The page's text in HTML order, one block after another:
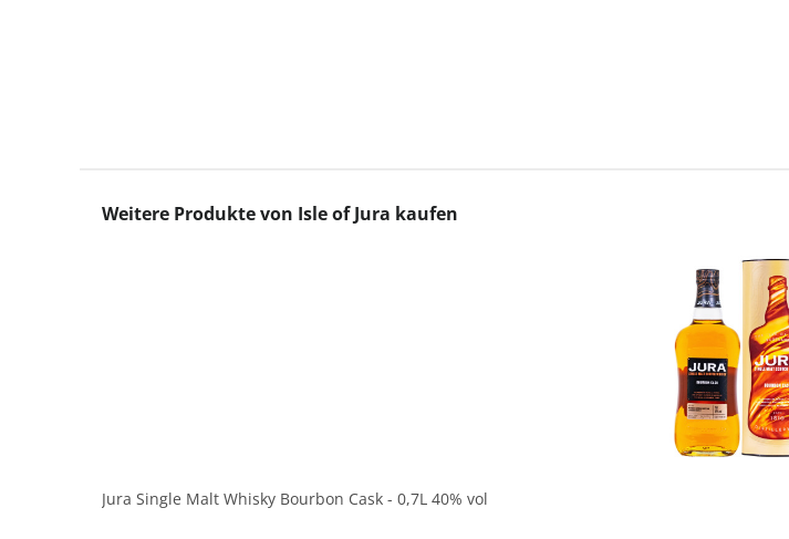
Produktgalerie überspringen
Weitere Produkte von Isle of Jura kaufen
Jura Single Malt Whisky Bourbon Cask - 0,7L 40% vol
In den Korb